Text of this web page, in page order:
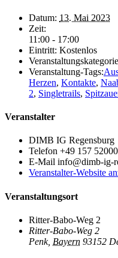
Datum: 13. Mai 2023
Zeit:
11:00 - 17:00
Eintritt: Kostenlos
Veranstaltung-Tags:
Herzen, Kontakte,
2, Singletrails,
Veranstalter
DIMB IG Regensburg
Telefon +49 157
E-Mail info@dimb-ig-
Veranstalter-Website
Veranstaltungsort
Ritter-Babo-Weg 2
Ritter-Babo-Weg 2
Penk, Bayern 93152